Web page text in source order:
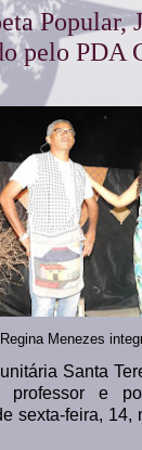
Popular,
pelo PDA
Menezes
Santa
professor e
sexta-feira, 14,